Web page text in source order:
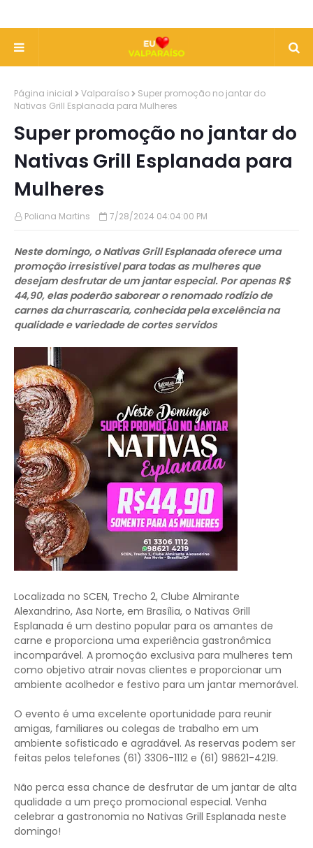
Página inicial Valparaíso
Super promoção no jantar do
Nativas Grill Esplanada para Mulheres
Super promoção no jantar do
Nativas Grill Esplanada para
Mulheres
Poliana Martins 7/28/2024 04:04:00 PM
Neste domingo, o Nativas Grill Esplanada oferece uma
promoção irresistível para todas as mulheres que
desejam desfrutar de um jantar especial. Por apenas R$
44,90, elas poderão saborear o renomado rodízio de
carnes da churrascaria, conhecida pela excelência na
qualidade e variedade de cortes servidos
Localizada no SCEN, Trecho 2, Clube Almirante
Alexandrino, Asa Norte, em Brasília, o Nativas Grill
Esplanada é um destino popular para os amantes de
carne e proporciona uma experiência gastronômica
incomparável. A promoção exclusiva para mulheres tem
como objetivo atrair novas clientes e proporcionar um
ambiente acolhedor e festivo para um jantar memorável.
O evento é uma excelente oportunidade para reunir
amigas, familiares ou colegas de trabalho em um
ambiente sofisticado e agradável. As reservas podem ser
feitas pelos telefones (61) 3306-1112 e (61) 98621-4219.
Não perca essa chance de desfrutar de um jantar de alta
qualidade a um preço promocional especial. Venha
celebrar a gastronomia no Nativas Grill Esplanada neste
domingo!